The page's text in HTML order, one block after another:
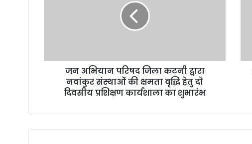
r
जन अभियान परिषद जिला कटनी द्वारा
नवांकुर संस्थाओं की क्षमता वृद्धि हेतु दो
दिवसीय प्रशिक्षण कार्यशाला का शुभारंभ